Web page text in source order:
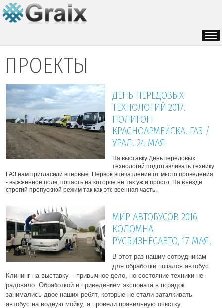
ПРОЕКТЫ
ДЕНЬ ПЕРЕДОВЫХ
ТЕХНОЛОГИЙ 2017.
ПОЛИГОН
КРАСНОАРМЕЙСКА. ГАЗ /
УРАЛ. 24 МАЯ
На выставку День передовых
технологий подготавливать технику
ГАЗ нам пригласили впервые. Первое впечатление от место проведения
- выжженное поле, попасть на которое не так уж и просто. На въезде
строгий пропускной режим так как это военная часть.
МИР АВТОБУСОВ 2016,
КОЛОМНА,
РУСБИЗНЕСАВТО, 17 МАЯ.
В этот раз нашим сотрудникам
для обработки попался автобус.
Клининг на выставку – привычное дело, но состояние техники не
радовало. Обработкой и приведением экспоната в порядок
занимались двое наших ребят, которые не стали заталкивать
автобус на водную мойку, а провели правильную очистку.